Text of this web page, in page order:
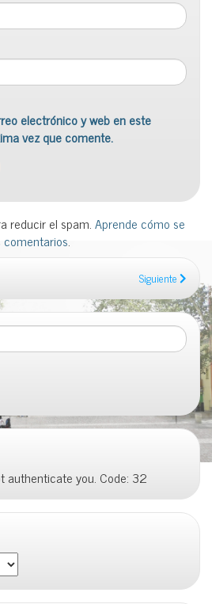
electrónico y web en este
vez que comente.
reducir el spam.Aprende cómo se
.
Siguiente
authenticate you. Code: 32